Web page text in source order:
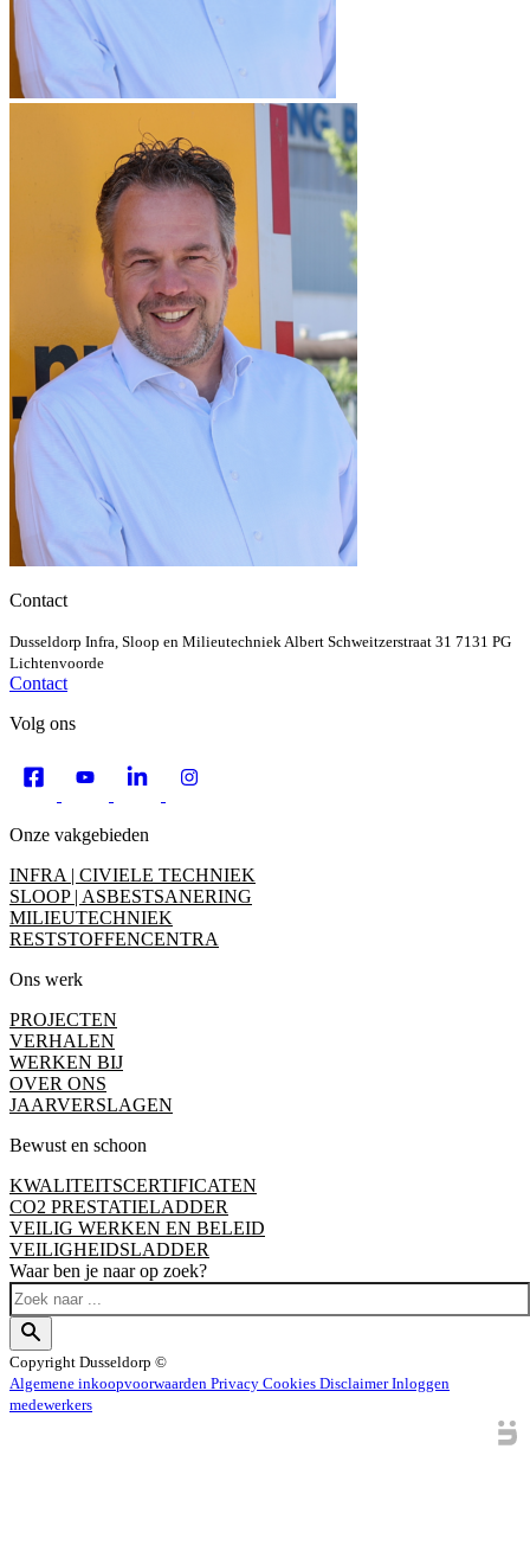
Contact
Dusseldorp Infra, Sloop en MilieutechniekAlbert Schweitzerstraat 31 7131 PG
Lichtenvoorde
Contact
Volg ons
Onze vakgebieden
INFRA | CIVIELE TECHNIEK
SLOOP | ASBESTSANERING
MILIEUTECHNIEK
RESTSTOFFENCENTRA
Ons werk
PROJECTEN
VERHALEN
WERKEN BIJ
OVER ONS
JAARVERSLAGEN
Bewust en schoon
KWALITEITSCERTIFICATEN
CO2 PRESTATIELADDER
VEILIG WERKEN EN BELEID
VEILIGHEIDSLADDER
Waar ben je naar op zoek?
Copyright Dusseldorp ©
Algemene inkoopvoorwaarden Privacy Cookies DisclaimerInloggen
medewerkers